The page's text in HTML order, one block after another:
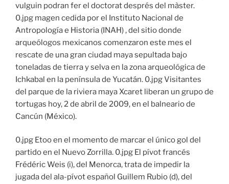
vulguin podran fer el doctorat després del màster.
0.jpg magen cedida por el Instituto Nacional de
Antropología e Historia (INAH) , del sitio donde
arqueólogos mexicanos comenzaron este mes el
rescate de una gran ciudad maya sepultada bajo
toneladas de tierra y selva en la zona arqueológica de
Ichkabal en la península de Yucatán. 0.jpg Visitantes
del parque de la riviera maya Xcaret liberan un grupo de
tortugas hoy, 2 de abril de 2009, en el balneario de
Cancún (México).
0.jpg Etoo en el momento de marcar el único gol del
partido en el Nuevo Zorrilla. 0.jpg El pívot francés
Frédéric Weis (i), del Menorca, trata de impedir la
jugada del ala-pívot español Guillem Rubio (d), del